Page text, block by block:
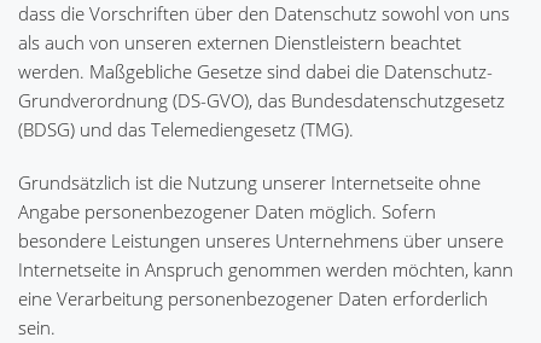
dass die Vorschriften über den Datenschutz sowohl von uns
als auch von unseren externen Dienstleistern beachtet
werden. Maßgebliche Gesetze sind dabei die Datenschutz-
Grundverordnung (DS-GVO), das Bundesdatenschutzgesetz
(BDSG) und das Telemediengesetz (TMG).
Grundsätzlich ist die Nutzung unserer Internetseite ohne
Angabe personenbezogener Daten möglich. Sofern
besondere Leistungen unseres Unternehmens über unsere
Internetseite in Anspruch genommen werden möchten, kann
eine Verarbeitung personenbezogener Daten erforderlich
sein.